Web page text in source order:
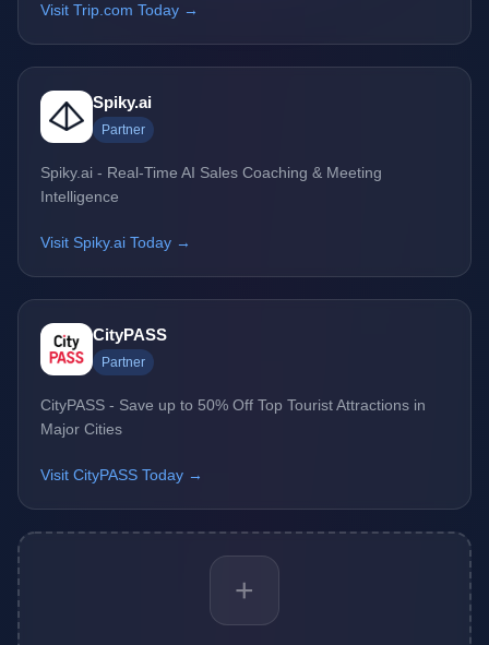
Visit Trip.com Today →
Spiky.ai
Partner
Spiky.ai - Real-Time AI Sales Coaching & Meeting
Intelligence
Visit Spiky.ai Today →
CityPASS
Partner
CityPASS - Save up to 50% Off Top Tourist Attractions in
Major Cities
Visit CityPASS Today →
+